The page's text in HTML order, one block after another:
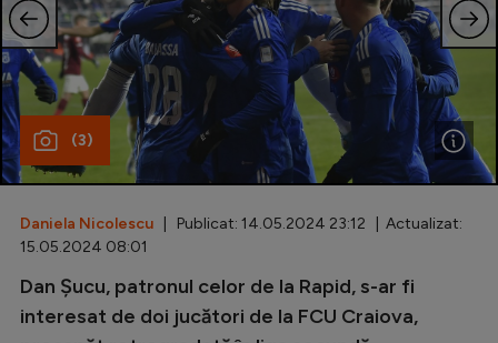
Echipa Națională
U21
Fotbal feminin
Special
Diverse
Inedit
(3)
Daniela Nicolescu | Publicat: 14.05.2024 23:12 | Actualizat:
15.05.2024 08:01
Dan Șucu, patronul celor de la Rapid, s-ar fi
interesat de doi jucători de la FCU Craiova,